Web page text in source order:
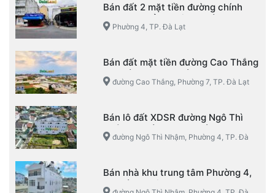
Bán đất 2 mặt tiền đường chính
KQH Mạc Đỉnh Chi – Phường 4 –
TP. Đà Lạt
Phường 4, TP. Đà Lạt
Bán đất mặt tiền đường Cao Thắng
– Phường 7 – TP. Đà Lạt
đường Cao Thắng, Phường 7, TP. Đà Lạt
Bán lô đất XDSR đường Ngô Thì
Nhậm, Phường 4, TP. Đà Lạt
đường Ngô Thì Nhậm, Phường 4, TP. Đà
Bán nhà khu trung tâm Phường 4,
TP. Đà Lạt view đẹp